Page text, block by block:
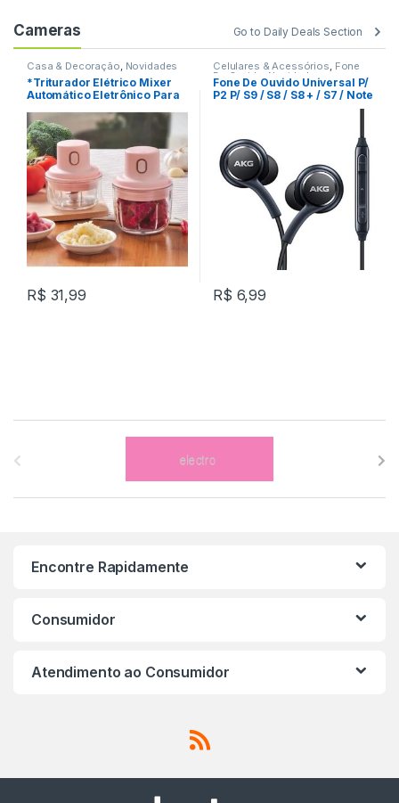
Cameras Go to Daily Deals Section
Casa & Decoração, Novidades
*Triturador Elétrico Mixer
Automático Eletrônico Para
R$ 31,99
Celulares & Acessórios, Fone
De Ouvido,Novidades
Fone De Ouvido Universal P/
P2 P/ S9 / S8 / S8 + / S7 / Note
R$ 6,99
Encontre Rapidamente
Consumidor
Atendimento ao Consumidor